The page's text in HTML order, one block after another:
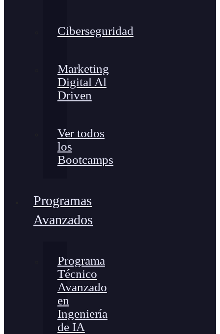
Ciberseguridad
Marketing
Digital Al
Driven
Ver todos
los
Bootcamps
Programas
Avanzados
Programa
Técnico
Avanzado
en
Ingeniería
de IA